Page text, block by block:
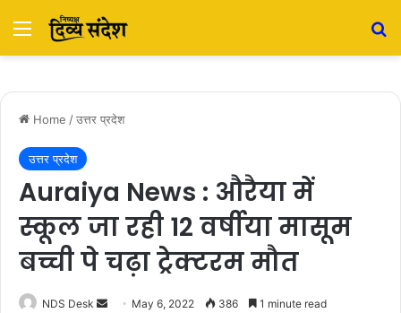
Menu
Home /उत्तर प्रदेश
उत्तर प्रदेश
Auraiya News : औरैया में
स्कूल जा रही 12 वर्षीया मासूम
बच्ची पे चढ़ा ट्रेक्टरम मौत
NDS Desk May 6, 2022 386 1 minute read